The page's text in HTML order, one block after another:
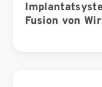
Fusion von